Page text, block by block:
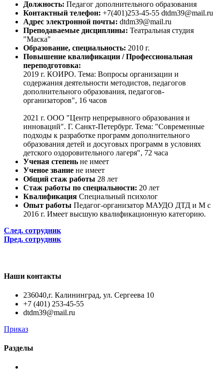
Должность: Педагог дополнительного образования
Контактный телефон: +7(401)253-45-55 dtdm39@mail.ru
Адрес электронной почты: dtdm39@mail.ru
Преподаваемые дисциплины: Театральная студия
"Маска"
Образование, специальность: 2010 г.
Повышение квалификации / Профессиональная
переподготовка:
2019 г. КОИРО. Тема: Вопросы организации и
содержания деятельности методистов, педагогов
дополнительного образования, педагогов-
организаторов", 16 часов
2021 г. ООО "Центр непрерывного образования и
инноваций". Г. Санкт-Петербург. Тема: "Современные
подходы к разработке программ дополнительного
образования детей и досуговых программ в условиях
детского оздоровительного лагеря", 72 часа
Ученая степень не имеет
Ученое звание не имеет
Общий стаж работы 28 лет
Cтаж работы по специальности: 20 лет
Квалификация Специальный психолог
Опыт работы Педагог-организатор МАУДО ДТД и М с
2016 г. Имеет высшую квалификационную категорию.
След. сотрудник
Пред. сотрудник
Наши контакты
236040,г. Калининград, ул. Сергеева 10
+7 (401) 253-45-55
dtdm39@mail.ru
Приказ
Разделы